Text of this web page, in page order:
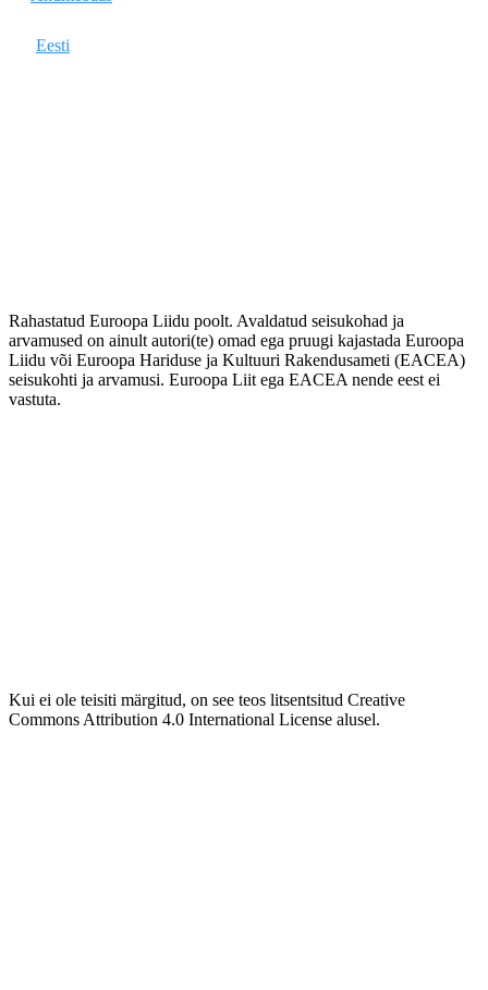
Eesti
Rahastatud Euroopa Liidu poolt. Avaldatud seisukohad ja
arvamused on ainult autori(te) omad ega pruugi kajastada Euroopa
Liidu või Euroopa Hariduse ja Kultuuri Rakendusameti (EACEA)
seisukohti ja arvamusi. Euroopa Liit ega EACEA nende eest ei
vastuta.
Kui ei ole teisiti märgitud, on see teos litsentsitud Creative
Commons Attribution 4.0 International License alusel.